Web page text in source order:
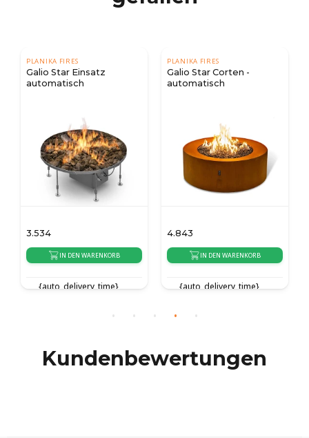
PLANIKA FIRES
Galio Star Einsatz
automatisch
3.534
IN DEN WARENKORB
{auto_delivery_time}
PLANIKA FIRES
Galio Star Corten -
automatisch
4.843
IN DEN WARENKORB
{auto_delivery_time}
Kundenbewertungen